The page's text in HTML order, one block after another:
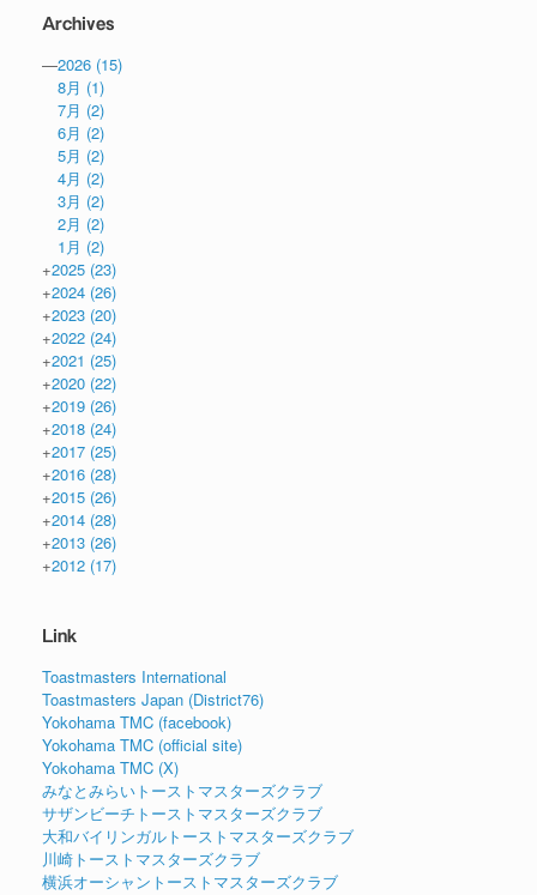
Archives
—2026 (15)
8月 (1)
7月 (2)
6月 (2)
5月 (2)
4月 (2)
3月 (2)
2月 (2)
1月 (2)
+2025 (23)
+2024 (26)
+2023 (20)
+2022 (24)
+2021 (25)
+2020 (22)
+2019 (26)
+2018 (24)
+2017 (25)
+2016 (28)
+2015 (26)
+2014 (28)
+2013 (26)
+2012 (17)
Link
Toastmasters International
Toastmasters Japan (District76)
Yokohama TMC (facebook)
Yokohama TMC (official site)
Yokohama TMC (X)
みなとみらいトーストマスターズクラブ
サザンビーチトーストマスターズクラブ
大和バイリンガルトーストマスターズクラブ
川崎トーストマスターズクラブ
横浜オーシャントーストマスターズクラブ